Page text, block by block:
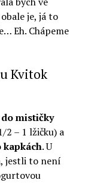
je, já to
Eh. Chápeme
Kvitok
mističky
2 – 1 lžičku) a
kapkách. U
jestli to není